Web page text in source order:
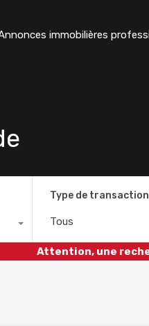
immobilières
Type de transaction
Tous
Attention, une